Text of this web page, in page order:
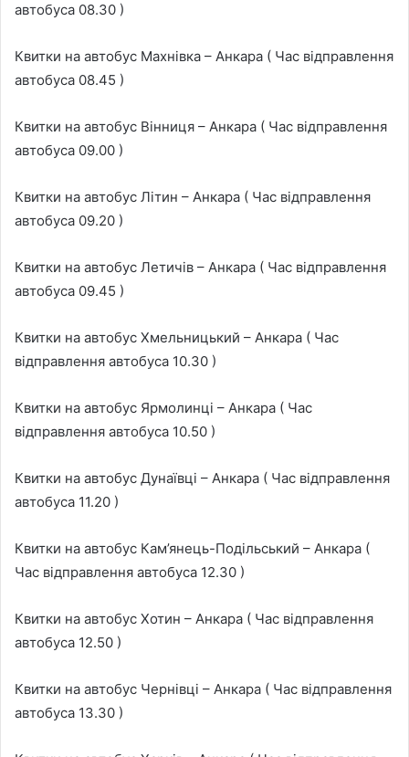
автобуса 08.30 )
Квитки на автобус Махнівка – Анкара ( Час відправлення
автобуса 08.45 )
Квитки на автобус Вінниця – Анкара ( Час відправлення
автобуса 09.00 )
Квитки на автобус Літин – Анкара ( Час відправлення
автобуса 09.20 )
Квитки на автобус Летичів – Анкара ( Час відправлення
автобуса 09.45 )
Квитки на автобус Хмельницький – Анкара ( Час
відправлення автобуса 10.30 )
Квитки на автобус Ярмолинці – Анкара ( Час
відправлення автобуса 10.50 )
Квитки на автобус Дунаївці – Анкара ( Час відправлення
автобуса 11.20 )
Квитки на автобус Кам’янець-Подільський – Анкара (
Час відправлення автобуса 12.30 )
Квитки на автобус Хотин – Анкара ( Час відправлення
автобуса 12.50 )
Квитки на автобус Чернівці – Анкара ( Час відправлення
автобуса 13.30 )